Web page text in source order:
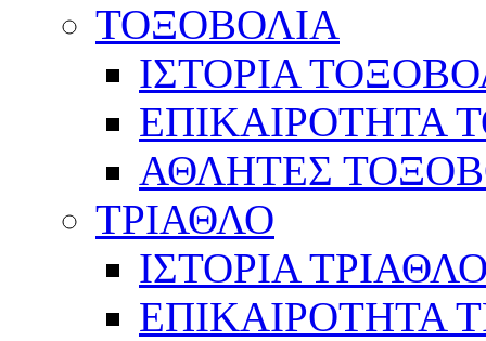
ΤΟΞΟΒΟΛΙΑ
ΙΣΤΟΡΙΑ
ΕΠΙΚΑΙΡΟΤΗΤΑ
ΑΘΛΗΤΕΣ
ΤΡΙΑΘΛΟ
ΙΣΤΟΡΙΑ
ΕΠΙΚΑΙΡΟΤΗΤΑ